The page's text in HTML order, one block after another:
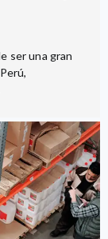
ser una gran